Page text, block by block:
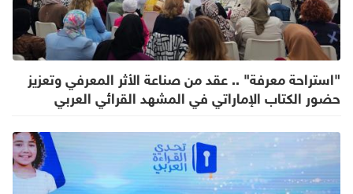
"استراحة معرفة" .. عقد من صناعة الأثر المعرفي وتعزيز
حضور الكتاب الإماراتي في المشهد القرائي العربي